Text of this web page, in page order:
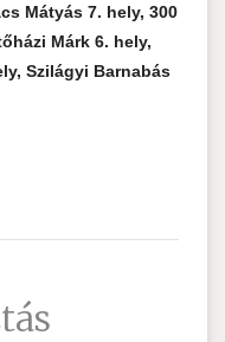
Mátyás 7. hely, 300
Márk 6. hely,
Szilágyi Barnabás